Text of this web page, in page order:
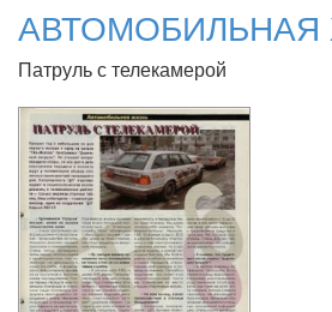
Патруль с телекамерой